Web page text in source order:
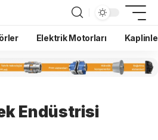
Elektrik Motorları
Endüstrisi